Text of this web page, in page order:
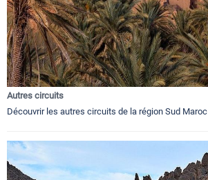
Autres circuits
Découvrir les autres circuits de la région Sud Maroc